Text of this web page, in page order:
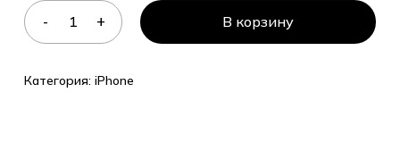
В корзину
Категория: iPhone